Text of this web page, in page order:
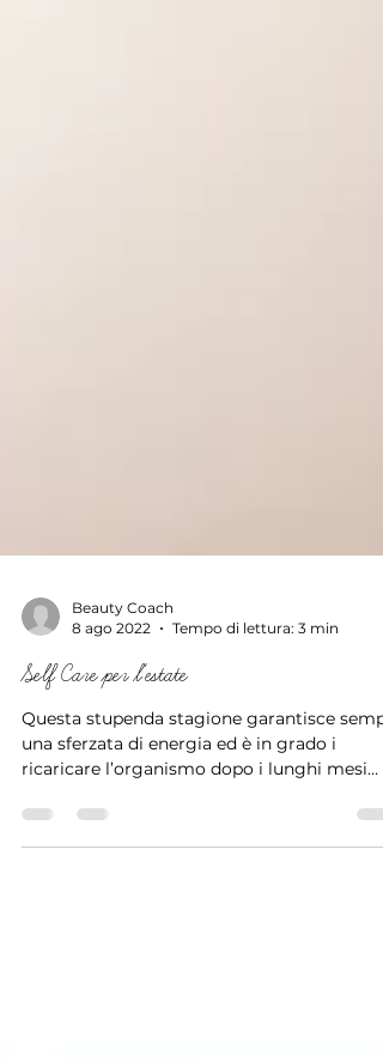
Beauty Coach
8 ago 2022
Tempo di lettura: 3 min
Self Care per l'estate
Questa stupenda stagione garantisce
ricaricare l’organismo dopo i lunghi mesi